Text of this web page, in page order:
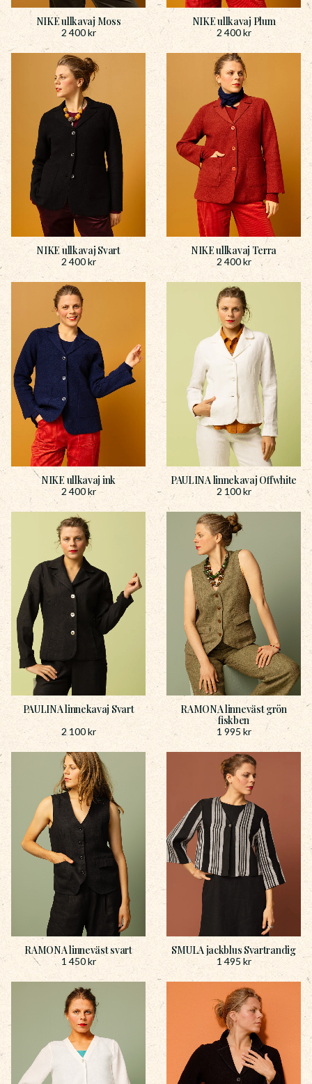
NIKE ullkavaj Moss
2 400kr
NIKE ullkavaj Plum
2 400kr
NIKE ullkavaj Svart
2 400kr
NIKE ullkavaj Terra
2 400kr
NIKE ullkavaj ink
2 400kr
PAULINA linnekavaj Offwhite
2 100kr
PAULINA linnekavaj Svart
2 100kr
RAMONA linneväst grön
fiskben
1 995 kr
RAMONA linneväst svart
1 450kr
SMULA jackblus Svartrandig
1 495 kr